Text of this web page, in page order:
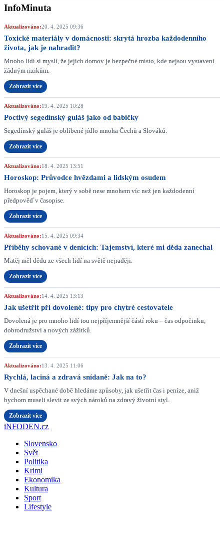
InfoMinuta
Aktualizováno:20. 4. 2025 09:36
Toxické materiály v domácnosti: skrytá hrozba každodenního
života, jak je nahradit?
Mnoho lidí si myslí, že jejich domov je bezpečné místo, kde nejsou vystaveni
žádným rizikům.
Zobrazit více
Aktualizováno:19. 4. 2025 10:28
Poctivý segedínský guláš jako od babičky
Segedínský guláš je oblíbené jídlo mnoha Čechů a Slováků.
Zobrazit více
Aktualizováno:18. 4. 2025 13:51
Horoskop: Průvodce hvězdami a lidským osudem
Horoskop je pojem, který v sobě nese mnohem víc než jen každodenní
předpověď v časopise.
Zobrazit více
Aktualizováno:15. 4. 2025 09:34
Příběhy schované v denících: Tajemství, které mi děda zanechal
Matěj měl dědu ze všech lidí na světě nejraději.
Zobrazit více
Aktualizováno:14. 4. 2025 13:13
Jak ušetřit při dovolené: tipy pro chytré cestovatele
Dovolená je pro mnoho lidí tou nejpříjemnější částí roku – čas odpočinku,
dobrodružství a nových zážitků.
Zobrazit více
Aktualizováno:13. 4. 2025 11:06
Rychlá, laciná a zdravá snídaně: Jak na to?
V dnešní uspěchané době hledáme způsoby, jak ušetřit čas i peníze, aniž
bychom museli slevit ze svých nároků na zdravý životní styl.
Zobrazit více
iNFODEN.cz
Slovensko
Svět
Politika
Krimi
Ekonomika
Kultura
Sport
Lifestyle